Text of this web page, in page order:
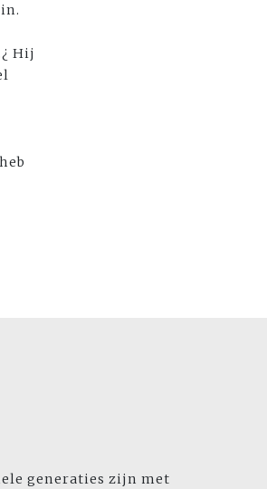
Hij
generaties zijn met